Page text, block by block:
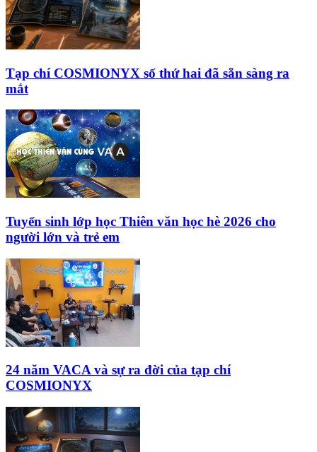
Tạp chí COSMIONYX số thứ hai đã sẵn sàng ra
mắt
Tuyển sinh lớp học Thiên văn học hè 2026 cho
người lớn và trẻ em
24 năm VACA và sự ra đời của tạp chí
COSMIONYX